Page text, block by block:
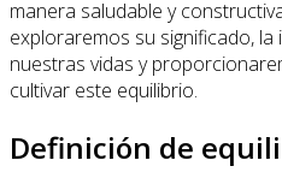
manera saludable y
exploraremos su significado,
nuestras vidas y
cultivar este equilibrio.
Definición de